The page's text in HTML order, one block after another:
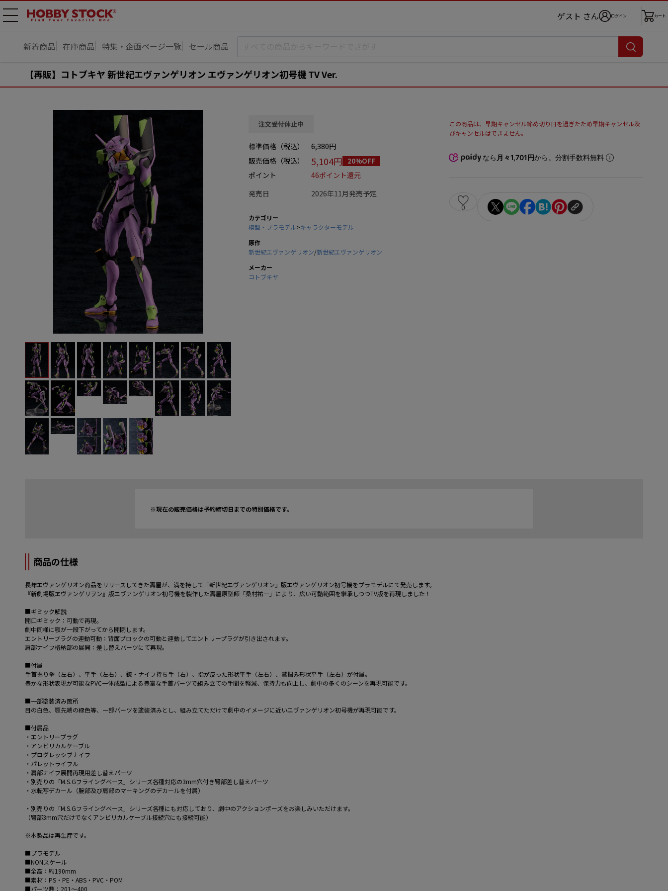
メニ
ゲスト さん ログイン カート
新着商品 在庫商品 特集・企画ページ一覧 セール商品
【再販】コトブキヤ 新世紀エヴァンゲリオン エヴァンゲリオン初号機 TV Ver.
注文受付休止中
標準価格（税込）
6,380円
販売価格（税込）
5,104円 20%OFF
ポイント
46ポイント還元
発売日
2026年11月発売予定
カテゴリー
模型・プラモデル>キャラクターモデル
原作
新世紀エヴァンゲリオン/新世紀エヴァンゲリオン
メーカー
コトブキヤ
この商品は、早期キャンセル締め切り日を過ぎたため早期キャンセル及
びキャンセルはできません。
なら 月々1,701円から。分割手数料無料
0
※現在の販売価格は予約締切日までの特別価格です。
商品の仕様
長年エヴァンゲリオン商品をリリースしてきた壽屋が、満を持して『新世紀エヴァンゲリオン』版エヴァンゲリオン初号機をプラモデルにて発売します。
『新劇場版ヱヴァンゲリヲン』版エヴァンゲリオン初号機を製作した壽屋原型師「桑村祐一」により、広い可動範囲を継承しつつTV版を再現しました！
■ギミック解説
開口ギミック：可動で再現。
劇中同様に顎が一段下がってから開閉します。
エントリープラグの連動可動：背面ブロックの可動と連動してエントリープラグが引き出されます。
肩部ナイフ格納部の展開：差し替えパーツにて再現。
■付属
手首握り拳（左右）、平手（左右）、銃・ナイフ持ち手（右）、指が反った形状平手（左右）、鷲掴み形状平手（左右）が付属。
豊かな形状表現が可能なPVC一体成型による豊富な手首パーツで組み立ての手間を軽減、保持力も向上し、劇中の多くのシーンを再現可能です。
■一部塗装済み箇所
目の白色、顎先端の緑色等、一部パーツを塗装済みとし、組み立てただけで劇中のイメージに近いエヴァンゲリオン初号機が再現可能です。
■付属品
・エントリープラグ
・アンビリカルケーブル
・プログレッシブナイフ
・パレットライフル
・肩部ナイフ展開再現用差し替えパーツ
・別売りの「M.S.Gフライングベース」シリーズ各種対応の3mm穴付き臀部差し替えパーツ
・水転写デカール（腕部及び肩部のマーキングのデカールを付属）
・別売りの「M.S.Gフライングベース」シリーズ各種にも対応しており、劇中のアクションポーズをお楽しみいただけます。
（臀部3mm穴だけでなくアンビリカルケーブル接続穴にも接続可能）
※本製品は再生産です。
■プラモデル
■NONスケール
■全高：約190mm
■素材：PS・PE・ABS・PVC・POM
■パーツ数：201～400